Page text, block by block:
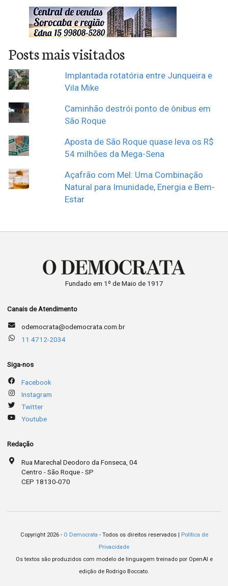
Posts mais visitados
Implantada rotatória entre Junqueira e
Vila Mike
Caminhão destrói ponto de ônibus em
São Roque
Aposta de São Roque quase leva os R$
54 milhões da Mega-Sena
Açafrão com Mel: Uma Combinação
Natural para Imunidade, Energia e Bem-
Estar
Fundado em 1º de Maio de 1917
Canais de Atendimento
odemocrata@odemocrata.com.br
11 4712-2034
Siga-nos
Facebook
Instagram
Twitter
Youtube
Redação
Rua Marechal Deodoro da Fonseca, 04
Centro - São Roque - SP
CEP 18130-070
Copyright 2026 - O Democrata - Todos os direitos reservados |
Política de
Privacidade
Os textos são produzidos com modelo de linguagem treinado por OpenAI e
edição de Rodrigo Boccato.